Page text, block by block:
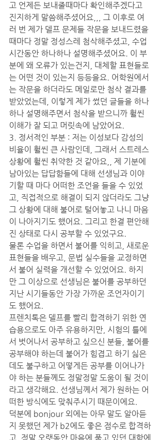
고 언제든 보내줄때마다 확인해주겠다고
진지하게 말씀해주셨어요,,, 그 이후로 여
러 번 제가 델프 문제들 작문을 보내드렸을
때마다 정말 정성스레 첨삭해주셨고, 수업
시간동안 하나하나 설명해주셨어요. 이 부
분에 왜 오류가 있는건지, 대체할 표현들로
는 어떤 것이 있는지 등등을요. 어학원에서
는 작문을 하더라도 메일로만 첨삭 결과를
받았었는데, 이렇게 제가 썼던 글들을 하나
하나 설명해주면서 첨삭을 받으니까 훨씬
이해가 잘 되고 머릿속에 남았어요.
3. 정서적인 부분 : 저는 이성보다 감성의
비율이 훨씬 큰 사람인데, 그래서 스트레스
상황에 훨씬 취약한 것 같아요,, 제 기분에
남아있는 답답함들에 대해 선생님과 이야
기할 때 마다 어떠한 조언을 들을 수 있었
고, 직접적으로 해결이 되지 않더라도 그냥
그 상황에 대해 불어로 털어놓고 나니 마음
이 나아지기도 했어요. 그리고 한결 편안해
진 상태로 다시 공부할 수 있었구요.
물론 수업을 하면서 불어를 익히고, 새로운
표현들을 배우고, 문법 실수들을 교정하면
서 불어 실력을 개선할 수 있었어요. 하지
만 그 이상으로 선생님은 불어를 공부하던
지난 시기들동안 가장 가까운 조언자이기
도 했어요.
프렌치톡은 델프를 빨리 합격하기 위한 연
습용으로도 아주 유용하지만, 시험의 틀에
서 벗어나서 공부하고 싶으신 분들, 불어를
공부해야 하는데 불어가 힘겹고 하기 싫은
데도 불구하고 어떻게든 공부를 이어나가
야 하는 분들께도 정말정말 도움이 될 것이
라고 생각해요. 선생님께서 제가 원하는 어
떠한 방식에도 맞춰주시기 때문이에요.
덕분에 bonjour 외에는 아무 말도 알아듣
지 못했던 제가 b2에도 좋은 점수로 합격하
고, 정말 오랫동안 마음에 품고 있던 대학에